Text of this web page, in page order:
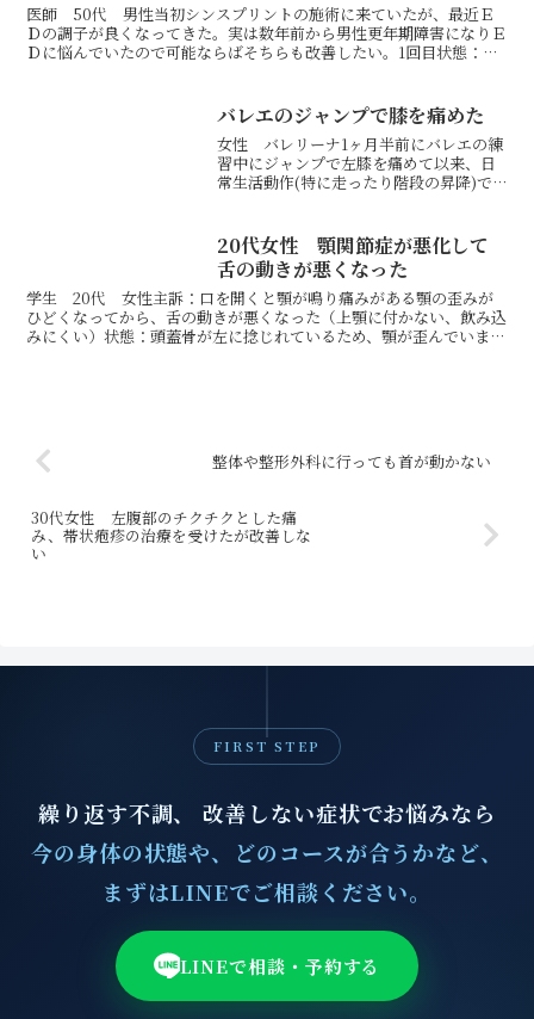
医師 50代 男性当初シンスプリントの施術に来ていたが、最近Ｅ
Ｄの調子が良くなってきた。実は数年前から男性更年期障害になりＥ
Ｄに悩んでいたので可能ならばそちらも改善したい。1回目状態：
バレエのジャンプで膝を痛めた
女性 バレリーナ1ヶ月半前にバレエの練
習中にジャンプで左膝を痛めて以来、日
常生活動作(特に走ったり階段の昇降)で
レス腱の痛みも出てきた。整体などに通
っているが、どこに行...
20代女性 顎関節症が悪化して
舌の動きが悪くなった
学生 20代 女性主訴：口を開くと顎が鳴り痛みがある顎の歪みが
ひどくなってから、舌の動きが悪くなった（上顎に付かない、飲み込
みにくい）状態：頭蓋骨が左に捻じれているため、顎が歪んでいまし
整体や整形外科に行っても首が動かない
30代女性 左腹部のチクチクとした痛
み、帯状疱疹の治療を受けたが改善しな
い
FIRST STEP
繰り返す不調、 改善しない症状でお悩みなら
今の身体の状態や、どのコースが合うかなど、
まずはLINEでご相談ください。
LINEで相談・予約する